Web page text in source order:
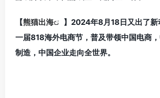
【熊猫出海
】2024年8月18日又出了新
一届818海外电商节，普及带领中国电商
制造，中国企业走向全世界。